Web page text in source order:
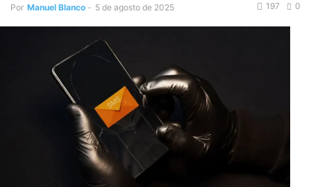
Por Manuel Blanco - 5 de agosto de 2025 0
197